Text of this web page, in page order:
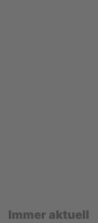
Immer aktuell